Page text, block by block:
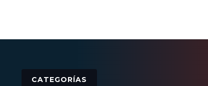
CATEGORÍAS